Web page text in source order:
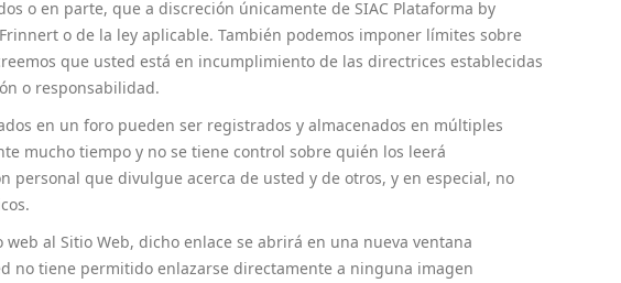
o en parte, que a discreción únicamente de SIAC Plataforma by
o de la ley aplicable. También podemos imponer límites sobre
que usted está en incumplimiento de las directrices establecidas
o responsabilidad.
en un foro pueden ser registrados y almacenados en múltiples
mucho tiempo y no se tiene control sobre quién los leerá
que divulgue acerca de usted y de otros, y en especial, no
al Sitio Web, dicho enlace se abrirá en una nueva ventana
no tiene permitido enlazarse directamente a ninguna imagen